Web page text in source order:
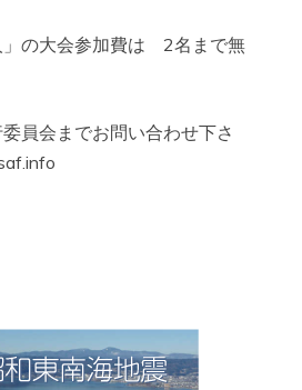
」の大会参加費は 2名まで無
員会までお問い合わせ下さ